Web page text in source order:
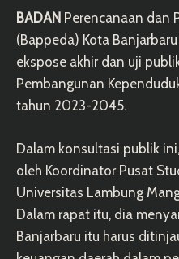
BADAN Perencanaan dan
(Bappeda) Kota
ekspose akhir dan uji
Pembangunan
tahun 2023-2045.
Dalam konsultasi publik
oleh Koordinator Pusat
Universitas Lambung
Dalam rapat itu, dia
Banjarbaru itu harus